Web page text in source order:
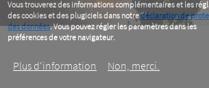
Vous trouverez des informations complémentaires et les
des cookies et des plugiciels dans notredéclaration de
des données. Vous pouvez régler les paramètres dans les
préférences de votre navigateur.
Plus d‘information Non, merci.